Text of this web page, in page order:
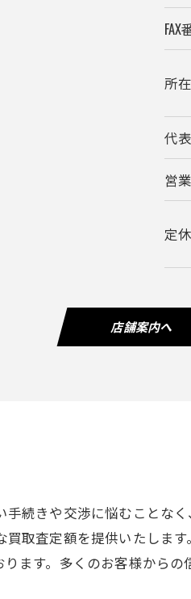
FAX
所
代表
営
定
店舗案内へ
続きや交渉に悩むことな
取査定額を提供いたしま
ます。多くのお客様から